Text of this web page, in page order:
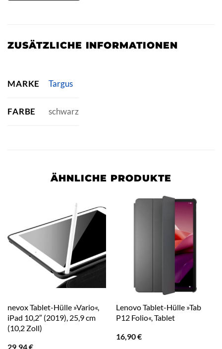
ZUSÄTZLICHE INFORMATIONEN
MARKE Targus
FARBE schwarz
ÄHNLICHE PRODUKTE
nevox Tablet-Hülle »Vario«,
iPad 10,2″ (2019), 25,9 cm
(10,2 Zoll)
29,94€
Lenovo Tablet-Hülle »Tab
P12 Folio«, Tablet
16,90€